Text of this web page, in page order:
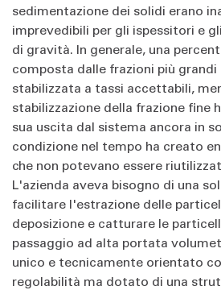
sedimentazione dei solidi erano
imprevedibili per gli ispessitori e
di gravità. In generale, una
composta dalle frazioni più grandi
stabilizzata a tassi accettabili,
stabilizzazione della frazione fine
sua uscita dal sistema ancora in
condizione nel tempo ha creato
che non potevano essere
L'azienda aveva bisogno di una
facilitare l'estrazione delle
deposizione e catturare le
passaggio ad alta portata
unico e tecnicamente orientato
regolabilità ma dotato di una